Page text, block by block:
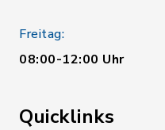
Freitag:
08:00-12:00 Uhr
Quicklinks